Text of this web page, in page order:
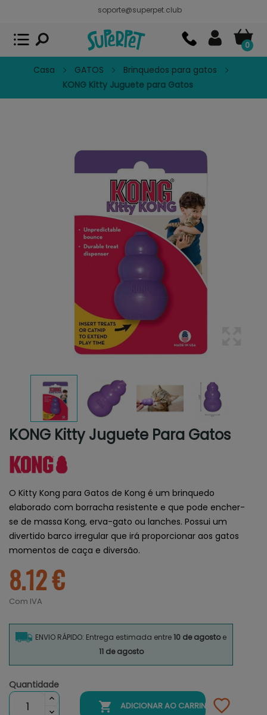
soporte@superpet.club
0
Casa GATOS
Brinquedos para gatos
KONG Kitty Juguete para Gatos
KONG Kitty Juguete Para Gatos
O Kitty Kong para Gatos de Kong é um brinquedo
elaborado com borracha resistente e que pode encher-
se de massa Kong, erva-gato ou lanches. Possui um
divertido barco irregular que irá proporcionar aos gatos
momentos de caça e diversão.
8.12 €
Com IVA
ENVIO RÁPIDO: Entrega estimada entre10 de agostoe
11 de agosto
Quantidade
 ADICIONAR AO CARRINHO
Superpet, comida para mascotas
APP GRATIS - En Google Play